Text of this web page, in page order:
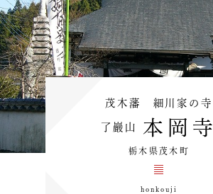
茂木藩 細川家の寺
了巖山 本岡寺
栃木県茂木町
honkouji